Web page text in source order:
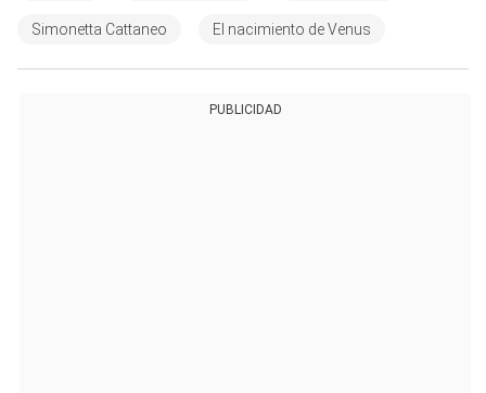
Simonetta Cattaneo El nacimiento de Venus
PUBLICIDAD